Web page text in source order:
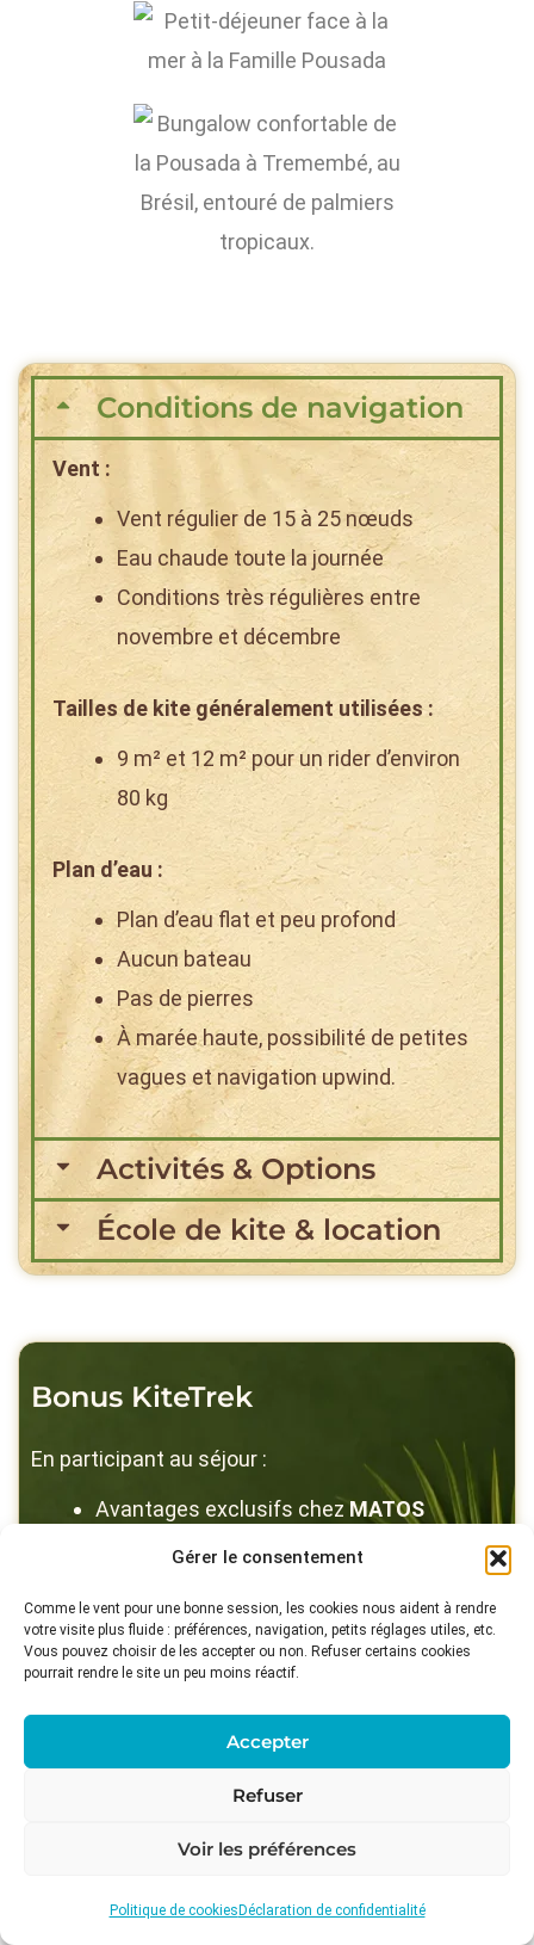
Gérer le consentement
Comme le vent pour une bonne session, les cookies nous aident à rendre
votre visite plus fluide : préférences, navigation, petits réglages utiles, etc.
Vous pouvez choisir de les accepter ou non. Refuser certains cookies
pourrait rendre le site un peu moins réactif.
Accepter
Refuser
Voir les préférences
Politique de cookies Déclaration de confidentialité
Conditions de navigation
Vent :
Vent régulier de 15 à 25 nœuds
Eau chaude toute la journée
Conditions très régulières entre
novembre et décembre
Tailles de kite généralement utilisées :
9 m² et 12 m² pour un rider d’environ
80 kg
Plan d’eau :
Plan d’eau flat et peu profond
Aucun bateau
Pas de pierres
À marée haute, possibilité de petites
vagues et navigation upwind.
Activités & Options
École de kite & location
Bonus KiteTrek
En participant au séjour :
Avantages exclusifs chez MATOS
Accès à la communauté KiteTrek
Ambiance groupe riders
Powered by
Informations pratiques